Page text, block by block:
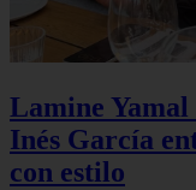
Lamine
Inés García
con estilo